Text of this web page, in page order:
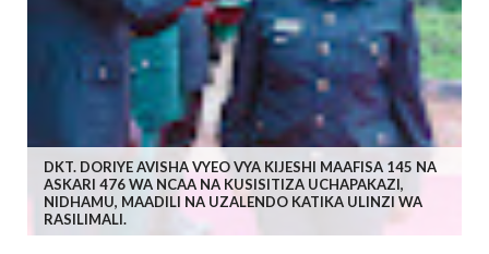
DKT. DORIYE AVISHA VYEO VYA KIJESHI MAAFISA 145 NA
ASKARI 476 WA NCAA NA KUSISITIZA UCHAPAKAZI,
NIDHAMU, MAADILI NA UZALENDO KATIKA ULINZI WA
RASILIMALI.